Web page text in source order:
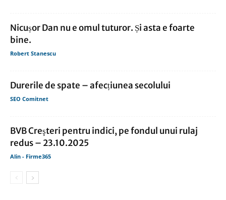
Nicușor Dan nu e omul tuturor. Și asta e foarte
bine.
Robert Stanescu
Durerile de spate – afecțiunea secolului
SEO Comitnet
BVB Creşteri pentru indici, pe fondul unui rulaj
redus – 23.10.2025
Alin - Firme365